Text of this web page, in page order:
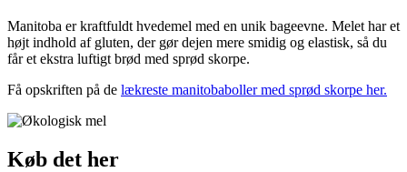
Manitoba er kraftfuldt hvedemel med en unik bageevne. Melet har et
højt indhold af gluten, der gør dejen mere smidig og elastisk, så du
får et ekstra luftigt brød med sprød skorpe.
Få opskriften på de lækreste manitobaboller med sprød skorpe her.
Køb det her